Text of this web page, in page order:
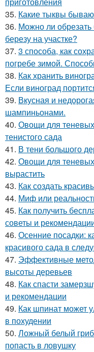
35. Какие тыквы
36. Можно ли обрезать
березу на участке?
37. 3 способа, как
погребе зимой.
38. Как хранить
Если виноград
39. Вкусная и
шампиньонами.
40. Овощи для теневых
тенистого сада
41. В тени большого
42. Овощи для теневых
вырастить
43. Как создать
44. Миф или
45. Как получить
советы и
46. Осенние посадки:
красивого сада в
47. Эффективные
высоты деревьев
48. Как спасти
и рекомендации
49. Как шпинат может
в похудении
50. Ложный белый
попасть в ловушку